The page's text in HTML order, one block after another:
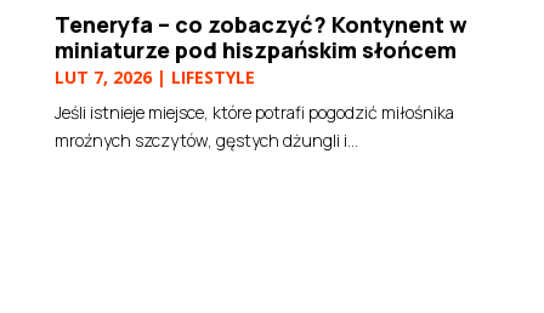
Teneryfa – co zobaczyć? Kontynent w
miniaturze pod hiszpańskim słońcem
LUT 7, 2026| LIFESTYLE
Jeśli istnieje miejsce, które potrafi pogodzić miłośnika
mroźnych szczytów, gęstych dżungli i...